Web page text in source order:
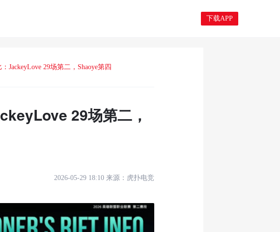
下载APP
JackeyLove 29场第二，Shaoye第四
29场第二，
2026-05-29 18:10 来源： 虎扑电竞